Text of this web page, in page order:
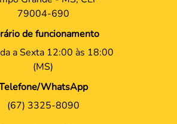
79004-690
de funcionamento
a Sexta 12:00 às 18:00
(MS)
WhatsApp
(67) 3325-8090